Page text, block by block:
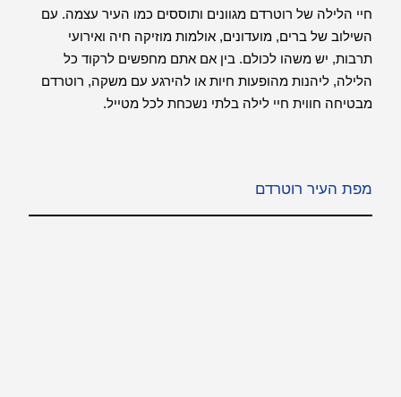
חיי הלילה של רוטרדם מגוונים ותוססים כמו העיר עצמה. עם
השילוב של ברים, מועדונים, אולמות מוזיקה חיה ואירועי
תרבות, יש משהו לכולם. בין אם אתם מחפשים לרקוד כל
הלילה, ליהנות מהופעות חיות או להירגע עם משקה, רוטרדם
מבטיחה חווית חיי לילה בלתי נשכחת לכל מטייל.
מפת העיר רוטרדם